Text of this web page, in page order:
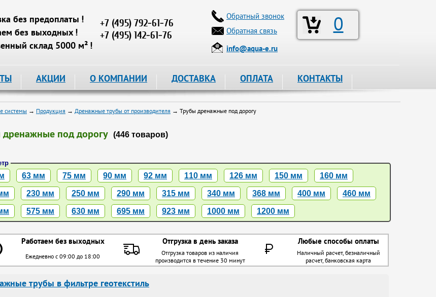
без предоплаты !
без выходных !
склад 5000 м² !
+7 (495) 792-61-76
+7 (495) 142-61-76
0
Обратный звонок
Обратная связь
info@aqua-e.ru
АКЦИИ О КОМПАНИИ ДОСТАВКА ОПЛАТА КОНТАКТЫ
системы → Продукция → Дренажные трубы от производителя → Трубы дренажные под дорогу
дренажные под дорогу (446 товаров)
63 мм 75 мм 90 мм 92 мм 110 мм 126 мм 150 мм 160 мм
230 мм 250 мм 290 мм 315 мм 340 мм 368 мм 400 мм 460 мм
575 мм 630 мм 695 мм 923 мм 1000 мм 1200 мм
Работаем без выходных Отгрузка в день заказа Любые способы оплаты
Ежедневно с 09:00 до 18:00
Отгрузка товаров из наличия
производится в течение 30 минут
Наличный расчет, безналичный
расчет, банковская карта
трубы в фильтре геотекстиль